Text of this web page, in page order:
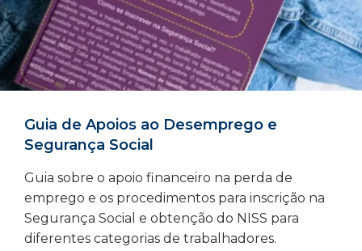
Guia de Apoios ao Desemprego e
Segurança Social
Guia sobre o apoio financeiro na perda de
emprego e os procedimentos para inscrição na
Segurança Social e obtenção do NISS para
diferentes categorias de trabalhadores.